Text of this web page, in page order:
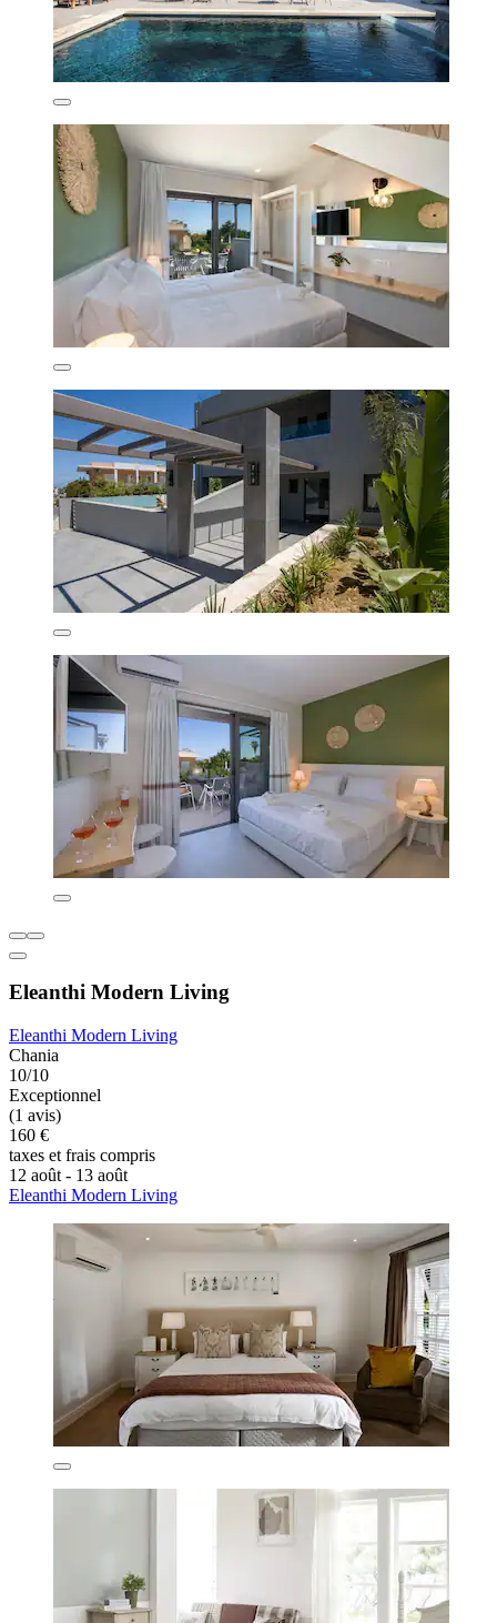
Eleanthi Modern Living
Eleanthi Modern Living
Chania
10/10
Exceptionnel
(1 avis)
160 €
taxes et frais compris
12 août - 13 août
Eleanthi Modern Living